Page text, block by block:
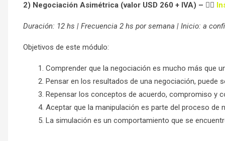
2) Negociación Asimétrica (valor USD 260 + IVA) – 👉🏻
Duración: 12 hs | Frecuencia 2 hs por semana | Inicio: a
Objetivos de este módulo:
Comprender que la negociación es mucho más que
Pensar en los resultados de una negociación, puede
Repensar los conceptos de acuerdo, compromiso y
Aceptar que la manipulación es parte del proceso de
La simulación es un comportamiento que se